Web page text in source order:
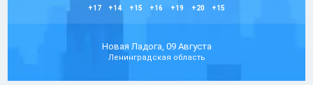
+17 +14 +15 +16 +19 +20 +15
Новая Ладога, 09 Августа
Ленинградская область